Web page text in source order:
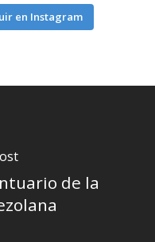
en Instagram
de la